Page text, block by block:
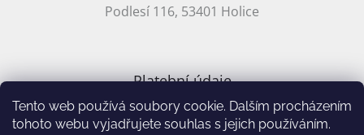
Tento web používá soubory cookie. Dalším procházením
tohoto webu vyjadřujete souhlas s jejich používáním.
Podlesí 116, 53401 Holice
Platební údaje
CZ účet: 2701857647/2010